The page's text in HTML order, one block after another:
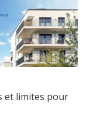
et limites pour